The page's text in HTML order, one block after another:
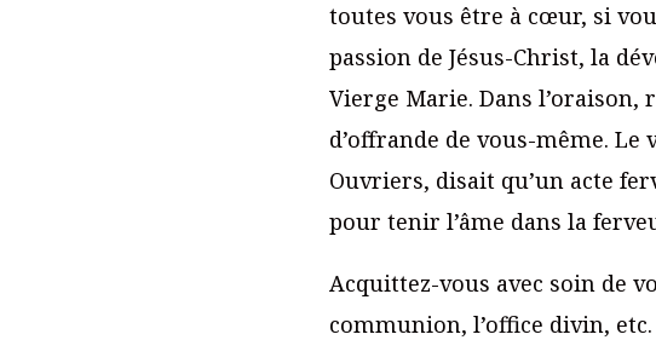
toutes vous être à cœur, si
passion de Jésus-Christ, la
Vierge Marie. Dans l’oraison,
d’offrande de vous-même.
Ouvriers, disait qu’un acte
pour tenir l’âme dans la
Acquittez-vous avec soin de
communion, l’office divin,